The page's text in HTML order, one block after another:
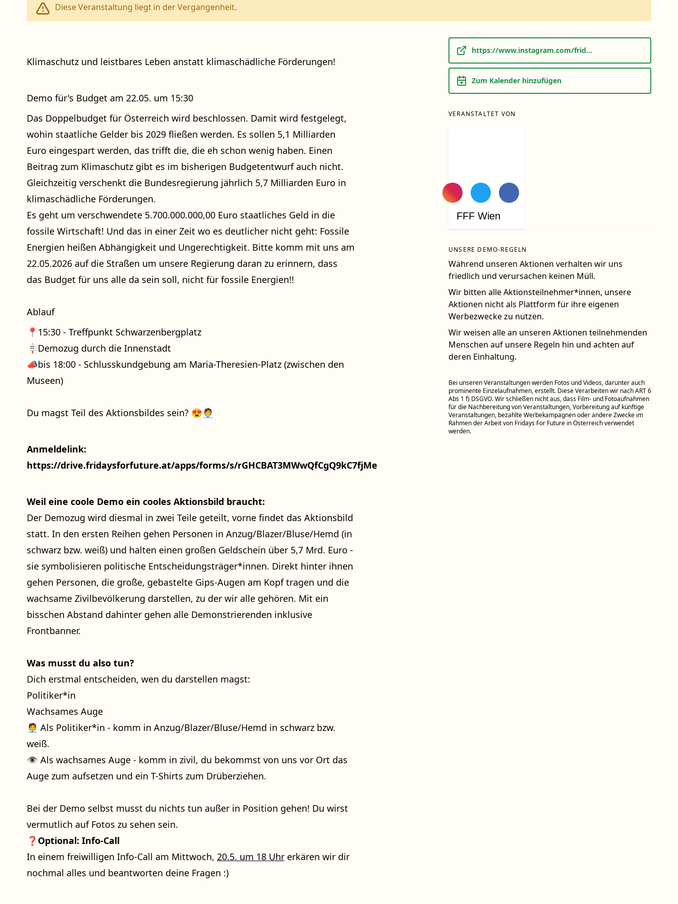
Diese Veranstaltung liegt in der Vergangenheit.
Klimaschutz und leistbares Leben anstatt klimaschädliche Förderungen!
Demo für's Budget am 22.05. um 15:30
Das Doppelbudget für Österreich wird beschlossen. Damit wird festgelegt,
wohin staatliche Gelder bis 2029 fließen werden. Es sollen 5,1 Milliarden
Euro eingespart werden, das trifft die, die eh schon wenig haben. Einen
Beitrag zum Klimaschutz gibt es im bisherigen Budgetentwurf auch nicht.
Gleichzeitig verschenkt die Bundesregierung jährlich 5,7 Milliarden Euro in
klimaschädliche Förderungen.
Es geht um verschwendete 5.700.000.000,00 Euro staatliches Geld in die
fossile Wirtschaft! Und das in einer Zeit wo es deutlicher nicht geht: Fossile
Energien heißen Abhängigkeit und Ungerechtigkeit. Bitte komm mit uns am
22.05.2026 auf die Straßen um unsere Regierung daran zu erinnern, dass
das Budget für uns alle da sein soll, nicht für fossile Energien!!
Ablauf
📍15:30 - Treffpunkt Schwarzenbergplatz
🪧Demozug durch die Innenstadt
📣bis 18:00 - Schlusskundgebung am Maria-Theresien-Platz (zwischen den
Museen)
Du magst Teil des Aktionsbildes sein? 😍🧑‍💼
Anmeldelink:
https://drive.fridaysforfuture.at/apps/forms/s/rGHCBAT3MWwQfCgQ9kC7fjMe
Weil eine coole Demo ein cooles Aktionsbild braucht:
Der Demozug wird diesmal in zwei Teile geteilt, vorne findet das Aktionsbild
statt. In den ersten Reihen gehen Personen in Anzug/Blazer/Bluse/Hemd (in
schwarz bzw. weiß) und halten einen großen Geldschein über 5,7 Mrd. Euro -
sie symbolisieren politische Entscheidungsträger*innen. Direkt hinter ihnen
gehen Personen, die große, gebastelte Gips-Augen am Kopf tragen und die
wachsame Zivilbevölkerung darstellen, zu der wir alle gehören. Mit ein
bisschen Abstand dahinter gehen alle Demonstrierenden inklusive
Frontbanner.
Was musst du also tun?
Dich erstmal entscheiden, wen du darstellen magst:
Politiker*in
Wachsames Auge
🧑‍💼 Als Politiker*in - komm in Anzug/Blazer/Bluse/Hemd in schwarz bzw.
weiß.
👁️ Als wachsames Auge - komm in zivil, du bekommst von uns vor Ort das
Auge zum aufsetzen und ein T-Shirts zum Drüberziehen.
Bei der Demo selbst musst du nichts tun außer in Position gehen! Du wirst
vermutlich auf Fotos zu sehen sein.
❓Optional: Info-Call
In einem freiwilligen Info-Call am Mittwoch, 20.5. um 18 Uhrerkären wir dir
nochmal alles und beantworten deine Fragen :)
https://www.instagram.com/frid...
Zum Kalender hinzufügen
VERANSTALTET VON
FFF Wien
UNSERE DEMO-REGELN
Während unseren Aktionen verhalten wir uns
friedlich und verursachen keinen Müll.
Wir bitten alle Aktionsteilnehmer*innen, unsere
Aktionen nicht als Plattform für ihre eigenen
Werbezwecke zu nutzen.
Wir weisen alle an unseren Aktionen teilnehmenden
Menschen auf unsere Regeln hin und achten auf
deren Einhaltung.
Bei unseren Veranstaltungen werden Fotos und Videos, darunter auch
prominente Einzelaufnahmen, erstellt. Diese Verarbeiten wir nach ART 6
Abs 1 f) DSGVO. Wir schließen nicht aus, dass Film- und Fotoaufnahmen
für die Nachbereitung von Veranstaltungen, Vorbereitung auf künftige
Veranstaltungen, bezahlte Werbekampagnen oder andere Zwecke im
Rahmen der Arbeit von Fridays For Future in Österreich verwendet
werden.